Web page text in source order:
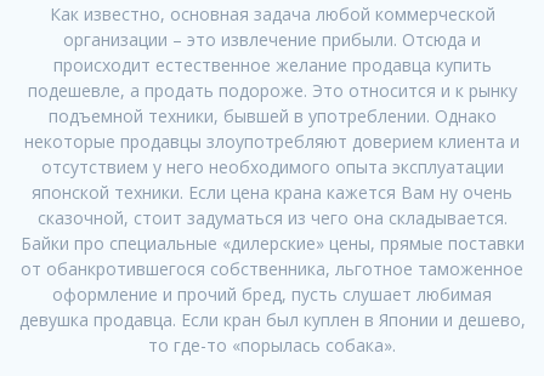
Как известно, основная задача любой коммерческой
организации – это извлечение прибыли. Отсюда и
происходит естественное желание продавца купить
подешевле, а продать подороже. Это относится и к рынку
подъемной техники, бывшей в употреблении. Однако
некоторые продавцы злоупотребляют доверием клиента и
отсутствием у него необходимого опыта эксплуатации
японской техники. Если цена крана кажется Вам ну очень
сказочной, стоит задуматься из чего она складывается.
Байки про специальные «дилерские» цены, прямые поставки
от обанкротившегося собственника, льготное таможенное
оформление и прочий бред, пусть слушает любимая
девушка продавца. Если кран был куплен в Японии и дешево,
то где-то «порылась собака».